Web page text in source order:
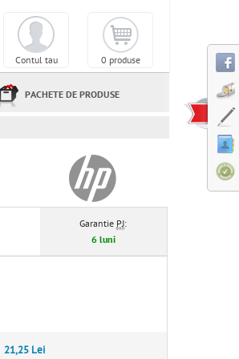
0 produse
Contul tau
PACHETE DE PRODUSE
Garantie PJ:
6 luni
21,25 Lei